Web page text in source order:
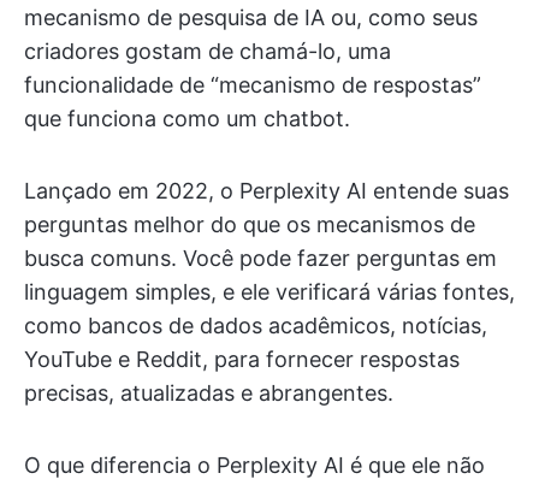
mecanismo de pesquisa de IA ou, como seus
criadores gostam de chamá-lo, uma
funcionalidade de “mecanismo de respostas”
que funciona como um chatbot.
Lançado em 2022, o Perplexity AI entende suas
perguntas melhor do que os mecanismos de
busca comuns. Você pode fazer perguntas em
linguagem simples, e ele verificará várias fontes,
como bancos de dados acadêmicos, notícias,
YouTube e Reddit, para fornecer respostas
precisas, atualizadas e abrangentes.
O que diferencia o Perplexity AI é que ele não